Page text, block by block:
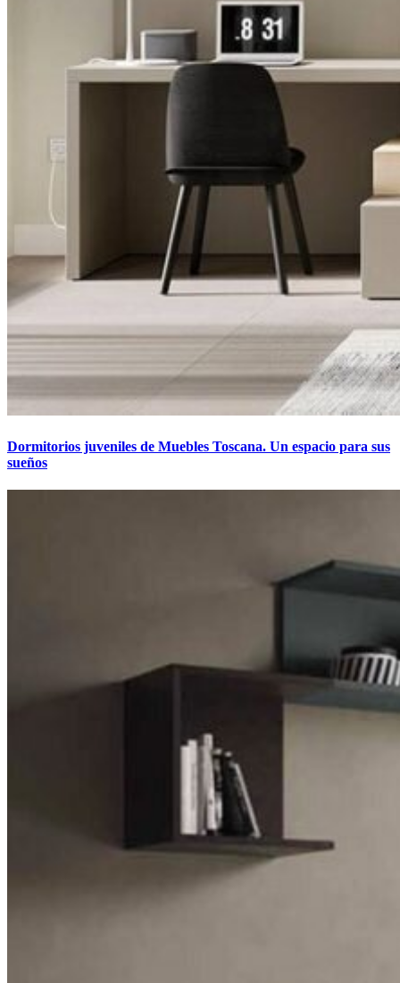
Dormitorios juveniles de Muebles Toscana. Un espacio para sus
sueños